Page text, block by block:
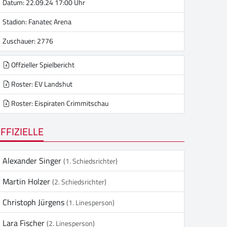
Stadion:Fanatec Arena
Zuschauer: 2776
Offzieller Spielbericht
Roster: EV Landshut
Roster: Eispiraten Crimmitschau
Alexander Singer(1. Schiedsrichter)
Martin Holzer(2. Schiedsrichter)
Christoph Jürgens(1. Linesperson)
Lara Fischer(2. Linesperson)